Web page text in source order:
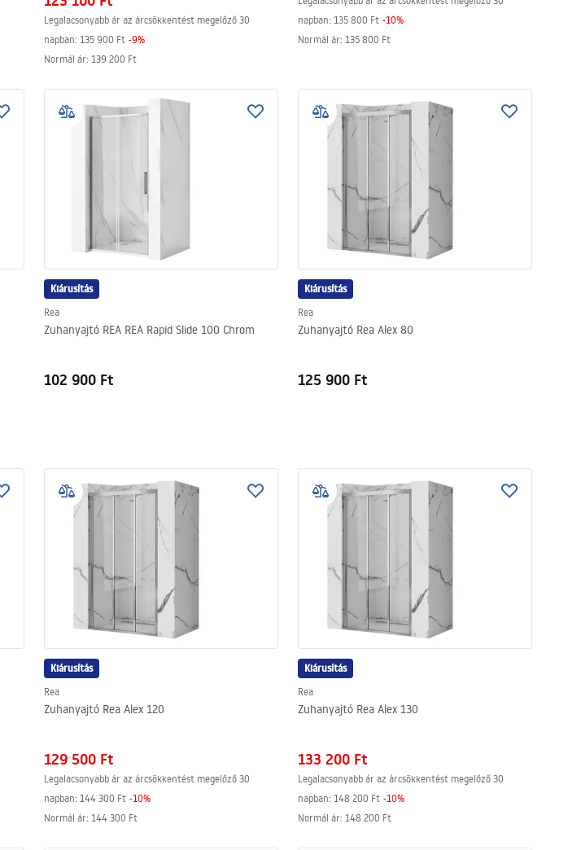
Legalacsonyabb ár az árcsökkentést megelőző 30
napban: 135 900 Ft -9%
Normál ár: 139 200 Ft
napban: 135 800 Ft -10%
Normál ár: 135 800 Ft
Kiárusítás
Rea
Zuhanyajtó REA REA Rapid Slide 100 Chrom
102 900 Ft
Kiárusítás
Rea
Zuhanyajtó Rea Alex 80
125 900 Ft
Kiárusítás
Rea
Zuhanyajtó Rea Alex 120
129 500 Ft
Legalacsonyabb ár az árcsökkentést megelőző 30
napban: 144 300 Ft -10%
Normál ár: 144 300 Ft
Kiárusítás
Rea
Zuhanyajtó Rea Alex 130
133 200 Ft
Legalacsonyabb ár az árcsökkentést megelőző 30
napban: 148 200 Ft -10%
Normál ár: 148 200 Ft